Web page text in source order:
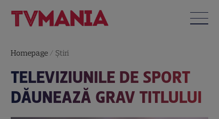
Homepage / Știri
TELEVIZIUNILE DE SPORT
DĂUNEAZĂ GRAV TITLULUI